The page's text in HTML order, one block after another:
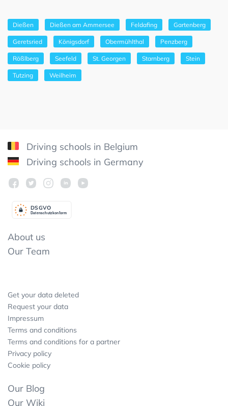
Dießen Dießen am Ammersee Feldafing Gartenberg
Geretsried Königsdorf Obermühlthal Penzberg
Rößlberg Seefeld St. Georgen Starnberg Stein
Tutzing Weilheim
Driving schools in Belgium
Driving schools in Germany
Datenschutzkonform
DSGVO
About us
Our Team
Get your data deleted
Request your data
Impressum
Terms and conditions
Terms and conditions for a partner
Privacy policy
Cookie policy
Our Blog
Our Wiki